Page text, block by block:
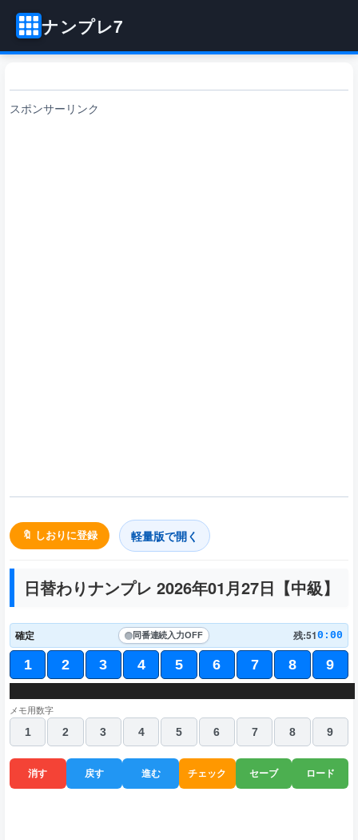
ナンプレ7
スポンサーリンク
🔖 しおりに登録 軽量版で開く
日替わりナンプレ 2026年01月27日【中級】
確定 同番連続入力OFF 残:510:00
1 2 3 4 5 6 7 8 9
1 7 2
5 1
3 4 2
8 2 6
7 4 9
3 9 8 4 6
3 7 1 2 9
6 5 4
3 1 8
メモ用数字
1
2 3 4 5 6 7 8 9
消す 戻す 進む チェック セーブ ロード